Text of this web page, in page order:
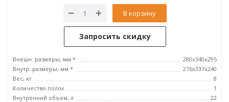
В корзину
Запросить скидку
Внешн. размеры, мм *
280x340x295
Внутр. размеры, мм *
276x337x240
Вес, кг
8
Количество полок
1
Внутренний объем, л
22